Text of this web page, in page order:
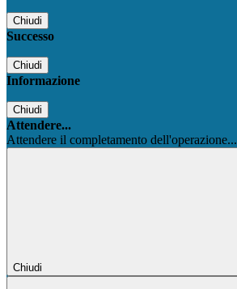
Chiudi
Successo
Chiudi
Informazione
Chiudi
Attendere...
Attendere il completamento dell'operazione...
Chiudi